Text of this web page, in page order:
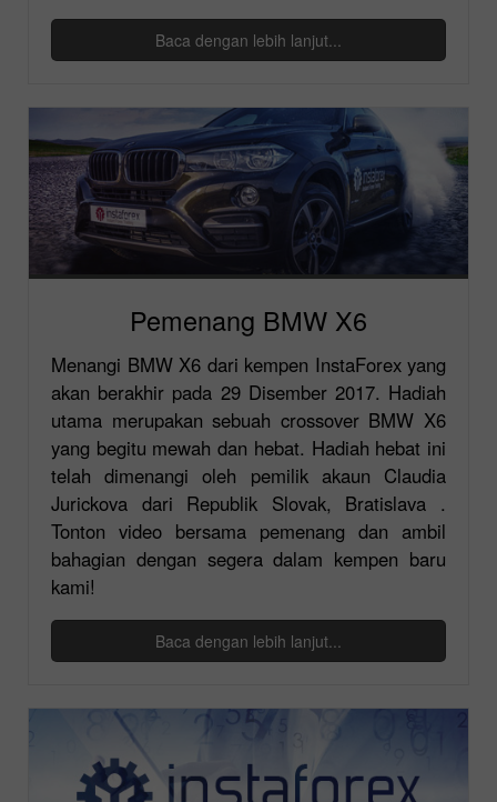
Baca dengan lebih lanjut...
Pemenang BMW X6
Menangi BMW X6 dari kempen InstaForex yang
akan berakhir pada 29 Disember 2017. Hadiah
utama merupakan sebuah crossover BMW X6
yang begitu mewah dan hebat. Hadiah hebat ini
telah dimenangi oleh pemilik akaun Claudia
Jurickova dari Republik Slovak, Bratislava .
Tonton video bersama pemenang dan ambil
bahagian dengan segera dalam kempen baru
kami!
Baca dengan lebih lanjut...